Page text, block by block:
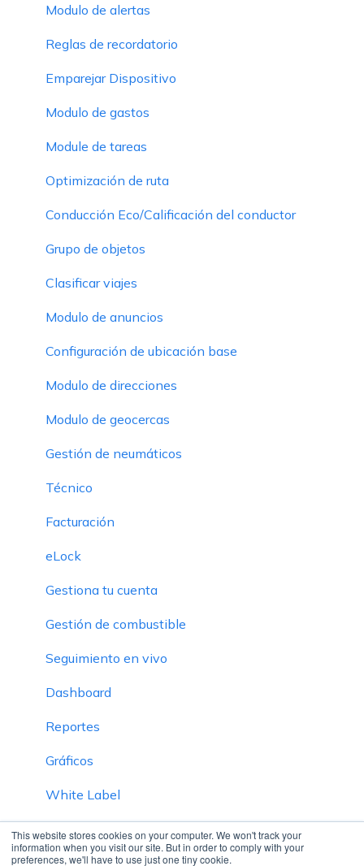
This website stores cookies on your computer. We won't track your
information when you visit our site. But in order to comply with your
preferences, we'll have to use just one tiny cookie.
Modulo de alertas
Reglas de recordatorio
Emparejar Dispositivo
Modulo de gastos
Module de tareas
Optimización de ruta
Conducción Eco/Calificación del conductor
Grupo de objetos
Clasificar viajes
Modulo de anuncios
Configuración de ubicación base
Modulo de direcciones
Modulo de geocercas
Gestión de neumáticos
Técnico
Facturación
eLock
Gestiona tu cuenta
Gestión de combustible
Seguimiento en vivo
Dashboard
Reportes
Gráficos
White Label
Inventario
Definición de SOP